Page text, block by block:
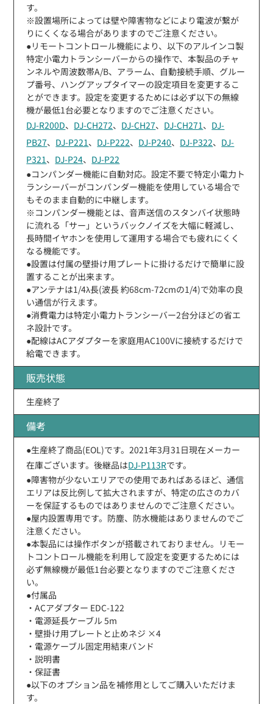
す。
※設置場所によっては壁や障害物などにより電波が繋が
りにくくなる場合がありますのでご注意ください。
●リモートコントロール機能により、以下のアルインコ製
特定小電力トランシーバーからの操作で、本製品のチャ
ンネルや周波数帯A/B、アラーム、自動接続手順、グルー
プ番号、ハングアップタイマーの設定項目を変更するこ
とができます。設定を変更するためには必ず以下の無線
機が最低1台必要となりますのでご注意ください。
DJ-R200D、 DJ-CH272、 DJ-CH27、 DJ-CH271 、 DJ-
PB27、 DJ-P221 、 DJ-P222、 DJ-P240、 DJ-P322、 DJ-
P321 、 DJ-P24、 DJ-P22
●コンパンダー機能に自動対応。設定不要で特定小電力ト
ランシーバーがコンパンダー機能を使用している場合で
もそのまま自動的に中継します。
※コンパンダー機能とは、音声送信のスタンバイ状態時
に流れる「サー」というバックノイズを大幅に軽減し、
長時間イヤホンを使用して運用する場合でも疲れにくく
なる機能です。
●設置は付属の壁掛け用プレートに掛けるだけで簡単に設
置することが出来ます。
●アンテナは1/4λ長(波長 約68cm-72cmの1/4)で効率の良
い通信が行えます。
●消費電力は特定小電力トランシーバー2台分ほどの省エ
ネ設計です。
●配線はACアダプターを家庭用AC100Vに接続するだけで
給電できます。
販売状態
生産終了
備考
●生産終了商品(EOL)です。2021年3月31日現在メーカー
在庫ございます。後継品はDJ-P113Rです。
●障害物が少ないエリアでの使用であればあるほど、通信
エリアは反比例して拡大されますが、特定の広さのカバ
ーを保証するものではありませんのでご注意ください。
●屋内設置専用です。防塵、防水機能はありませんのでご
注意ください。
●本製品には操作ボタンが搭載されておりません。リモー
トコントロール機能を利用して設定を変更するためには
必ず無線機が最低1台必要となりますのでご注意くださ
い。
●付属品
・ACアダプター EDC-122
・電源延長ケーブル 5m
・壁掛け用プレートと止めネジ ×4
・電源ケーブル固定用結束バンド
・説明書
・保証書
●以下のオプション品を補修用としてご購入いただけま
す。